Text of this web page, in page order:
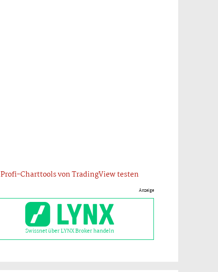
Profi-Charttools von TradingView testen
Anzeige
Swissnet über LYNX Broker handeln